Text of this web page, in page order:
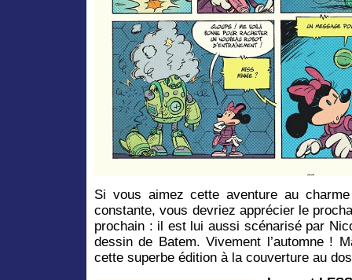
Si vous aimez cette aventure au
constante, vous devriez apprécier le
prochain : il est lui aussi scénarisé par
dessin de Batem. Vivement l’automne !
cette superbe édition à la couverture au